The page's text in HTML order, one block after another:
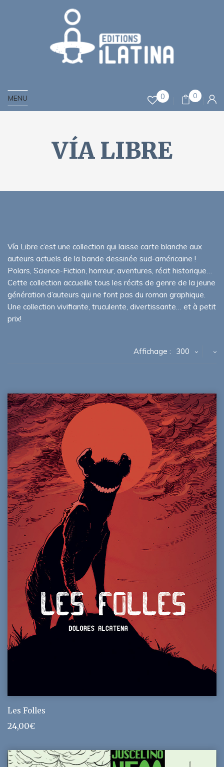
MENU 0 0
VÍA LIBRE
Vía Libre c’est une collection qui laisse carte blanche aux
auteurs actuels de la bande dessinée sud-américaine !
Polars, Science-Fiction, horreur, aventures, récit historique…
Cette collection accueille tous les récits de genre de la jeune
génération d’auteurs qui ne font pas du roman graphique.
Une collection vivifiante, truculente, divertissante… et à petit
prix!
Affichage : 300
Les Folles
24,00€